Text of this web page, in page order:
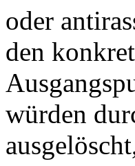
oder
den
würden